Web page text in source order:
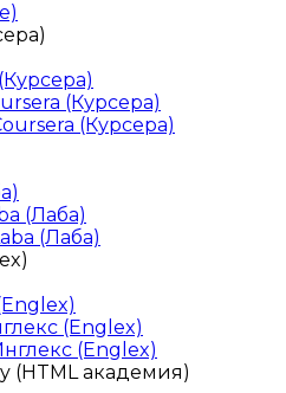
(Курсера)
(Курсера)
(Лаба)
(Лаба)
(Englex)
(Englex)
(HTML академия)